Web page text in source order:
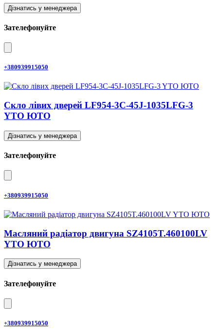
Дізнатись у менеджера
Зателефонуйте
+380939915050
Скло лівих дверей LF954-3C-45J-1035LFG-3
YTO ЮТО
Дізнатись у менеджера
Зателефонуйте
+380939915050
Масляний радіатор двигуна SZ4105T.460100LV
YTO ЮТО
Дізнатись у менеджера
Зателефонуйте
+380939915050